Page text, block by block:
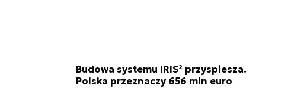
Budowa systemu IRIS² przyspiesza.
Polska przeznaczy 656 mln euro